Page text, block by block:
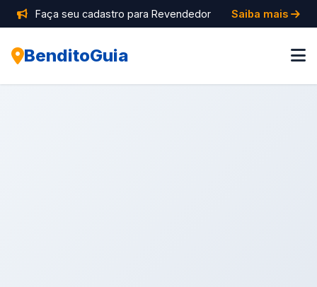
Faça seu cadastro para Revendedor Saiba mais
BenditoGuia